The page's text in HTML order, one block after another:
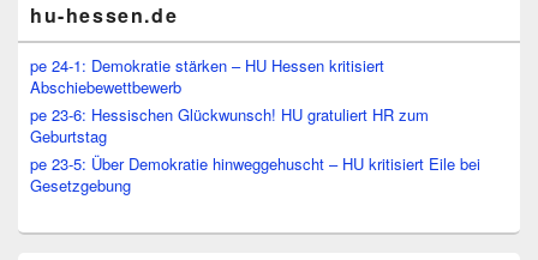
hu-hessen.de
pe 24-1: Demokratie stärken – HU Hessen kritisiert
Abschiebewettbewerb
pe 23-6: Hessischen Glückwunsch! HU gratuliert HR zum
Geburtstag
pe 23-5: Über Demokratie hinweggehuscht – HU kritisiert Eile bei
Gesetzgebung